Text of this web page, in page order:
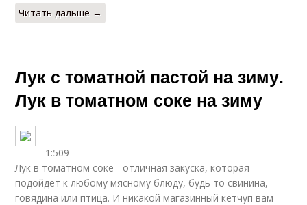
Читать дальше →
Лук с томатной пастой на зиму.
Лук в томатном соке на зиму
1:509
Лук в томатном соке - отличная закуска, которая
подойдет к любому мясному блюду, будь то свинина,
говядина или птица. И никакой магазинный кетчуп вам